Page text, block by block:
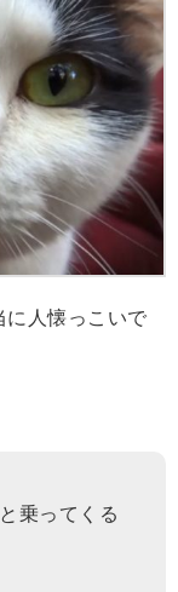
人懐っこいで
乗ってくる